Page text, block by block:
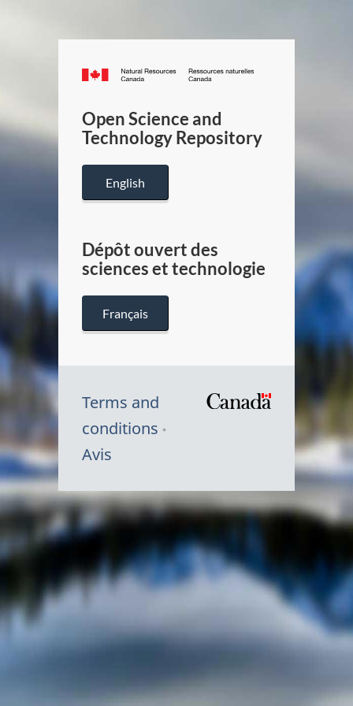
Canada.ca
/
Canada
Open Science and
Technology Repository
English
Dépôt ouvert des
sciences et technologie
Français
Terms and
conditions
Avis
Symbole
du
Canada